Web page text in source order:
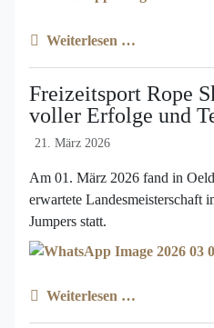
Weiterlesen …
Freizeitsport Rope
voller Erfolge und
21. März 2026
Am 01. März 2026 fand in
erwartete Landesmeisterschaft
Jumpers statt.
Weiterlesen …